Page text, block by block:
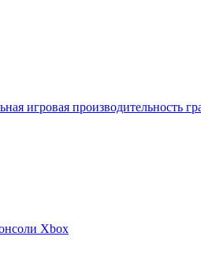
игровая производительность
Xbox